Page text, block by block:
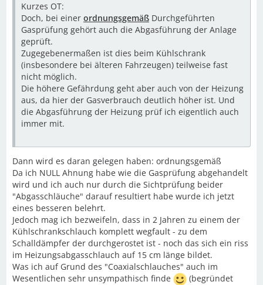
Kurzes OT:
Doch, bei einer ordnungsgemäß Durchgeführten
Gasprüfung gehört auch die Abgasführung der Anlage
geprüft.
Zugegebenermaßen ist dies beim Kühlschrank
(insbesondere bei älteren Fahrzeugen) teilweise fast
nicht möglich.
Die höhere Gefährdung geht aber auch von der Heizung
aus, da hier der Gasverbrauch deutlich höher ist. Und
die Abgasführung der Heizung prüf ich eigentlich auch
immer mit.
Dann wird es daran gelegen haben: ordnungsgemäß
Da ich NULL Ahnung habe wie die Gasprüfung abgehandelt
wird und ich auch nur durch die Sichtprüfung beider
"Abgasschläuche" darauf resultiert habe wurde ich jetzt
eines besseren belehrt.
Jedoch mag ich bezweifeln, dass in 2 Jahren zu einem der
Kühlschrankschlauch komplett wegfault - zu dem
Schalldämpfer der durchgerostet ist - noch das sich ein riss
im Heizungsabgasschlauch auf 15 cm länge bildet.
Was ich auf Grund des "Coaxialschlauches" auch im
Wesentlichen sehr unsympathisch finde
(begründet